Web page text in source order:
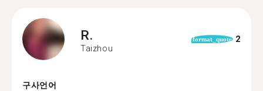
R.
Taizhou
format_quote 2
구사언어